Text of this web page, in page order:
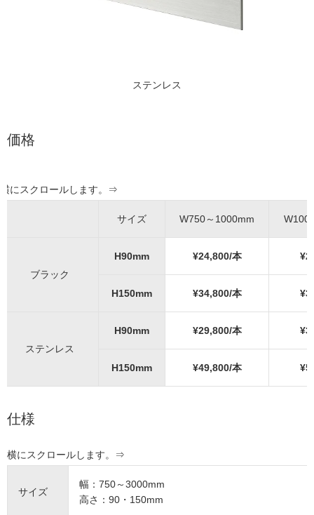
ステンレス
価格
サイズ W750～1000mm
ブラック
H90mm ¥24,800/本
H150mm ¥34,800/本
ステンレス
H90mm ¥29,800/本
H150mm ¥49,800/本
仕様
サイズ
幅：750～3000mm
高さ：90・150mm